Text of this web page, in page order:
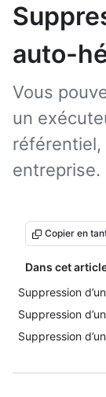
auto-
Vous
un
référentiel,
entreprise.
Copier en
Dans cet
Suppression
Suppression
Suppression